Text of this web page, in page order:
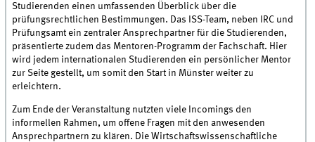
Studierenden einen umfassenden Überblick über die
prüfungsrechtlichen Bestimmungen. Das ISS-Team, neben IRC und
Prüfungsamt ein zentraler Ansprechpartner für die Studierenden,
präsentierte zudem das Mentoren-Programm der Fachschaft. Hier
wird jedem internationalen Studierenden ein persönlicher Mentor
zur Seite gestellt, um somit den Start in Münster weiter zu
erleichtern.
Zum Ende der Veranstaltung nutzten viele Incomings den
informellen Rahmen, um offene Fragen mit den anwesenden
Ansprechpartnern zu klären. Die Wirtschaftswissenschaftliche